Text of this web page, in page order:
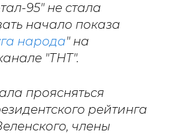
95" не стала
начало показа
народа" на
"ТНТ".
проясняться
рейтинга
члены